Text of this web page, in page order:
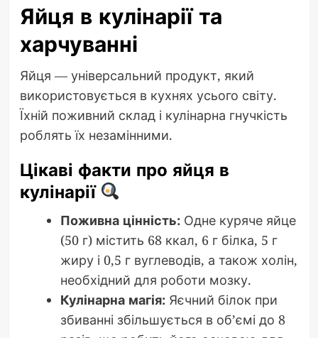
Яйця в кулінарії та
харчуванні
Яйця — універсальний продукт, який
використовується в кухнях усього світу.
Їхній поживний склад і кулінарна гнучкість
роблять їх незамінними.
Цікаві факти про яйця в
кулінарії
Поживна цінність:Одне куряче яйце
(50 г) містить 68 ккал, 6 г білка, 5 г
жиру і 0,5 г вуглеводів, а також холін,
необхідний для роботи мозку.
Кулінарна магія:Яєчний білок при
збиванні збільшується в об’ємі до 8